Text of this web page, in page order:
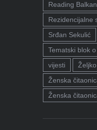
Reading
Rezidencijalne
Srđan Sekulić
Tematski blok
vijesti
Ženska
Ženska